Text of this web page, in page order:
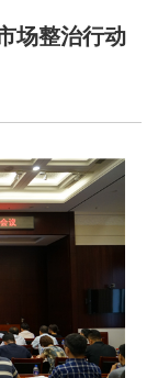
场整治行动